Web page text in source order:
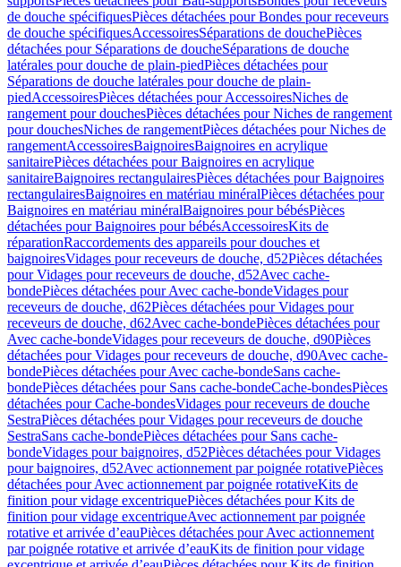
de douche spécifiquesPièces détachées pour Bondes pour receveurs
de douche spécifiquesAccessoiresSéparations de douchePièces
détachées pour Séparations de doucheSéparations de douche
latérales pour douche de plain-piedPièces détachées pour
Séparations de douche latérales pour douche de plain-
piedAccessoiresPièces détachées pour AccessoiresNiches de
rangement pour douchesPièces détachées pour Niches de rangement
pour douchesNiches de rangementPièces détachées pour Niches de
rangementAccessoiresBaignoiresBaignoires en acrylique
sanitairePièces détachées pour Baignoires en acrylique
sanitaireBaignoires rectangulairesPièces détachées pour Baignoires
rectangulairesBaignoires en matériau minéralPièces détachées pour
Baignoires en matériau minéralBaignoires pour bébésPièces
détachées pour Baignoires pour bébésAccessoiresKits de
réparationRaccordements des appareils pour douches et
baignoiresVidages pour receveurs de douche, d52Pièces détachées
pour Vidages pour receveurs de douche, d52Avec cache-
bondePièces détachées pour Avec cache-bondeVidages pour
receveurs de douche, d62Pièces détachées pour Vidages pour
receveurs de douche, d62Avec cache-bondePièces détachées pour
Avec cache-bondeVidages pour receveurs de douche, d90Pièces
détachées pour Vidages pour receveurs de douche, d90Avec cache-
bondePièces détachées pour Avec cache-bondeSans cache-
bondePièces détachées pour Sans cache-bondeCache-bondesPièces
détachées pour Cache-bondesVidages pour receveurs de douche
SestraPièces détachées pour Vidages pour receveurs de douche
SestraSans cache-bondePièces détachées pour Sans cache-
bondeVidages pour baignoires, d52Pièces détachées pour Vidages
pour baignoires, d52Avec actionnement par poignée rotativePièces
détachées pour Avec actionnement par poignée rotativeKits de
finition pour vidage excentriquePièces détachées pour Kits de
finition pour vidage excentriqueAvec actionnement par poignée
rotative et arrivée d’eauPièces détachées pour Avec actionnement
par poignée rotative et arrivée d’eauKits de finition pour vidage